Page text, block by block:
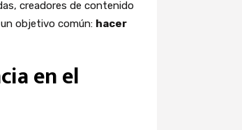
creadores de contenido
objetivo común: hacer
en el